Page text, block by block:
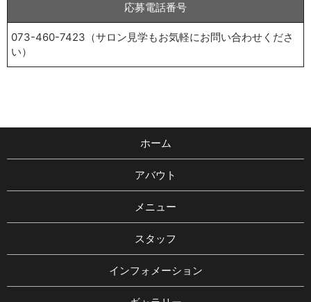
応募電話番号
073-460-7423（サロン見学もお気軽にお問い合わせくださ
い）
ホーム
アバウト
メニュー
スタッフ
インフォメーション